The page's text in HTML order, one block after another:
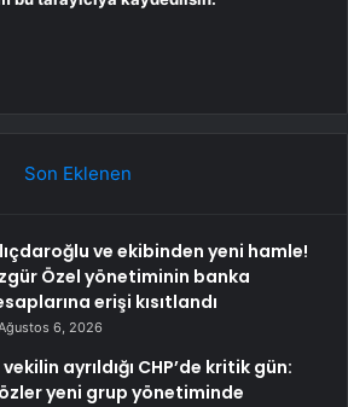
Son Eklenen
ve ekibinden yeni hamle!
Özel yönetiminin banka
erişi kısıtlandı
6, 2026
vekilin ayrıldığı CHP’de kritik gün:
yeni grup yönetiminde